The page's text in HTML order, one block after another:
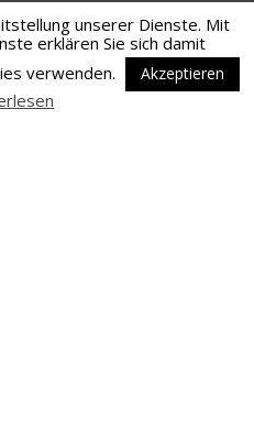
unserer Dienste. Mit
erklären Sie sich damit
verwenden.
Akzeptieren